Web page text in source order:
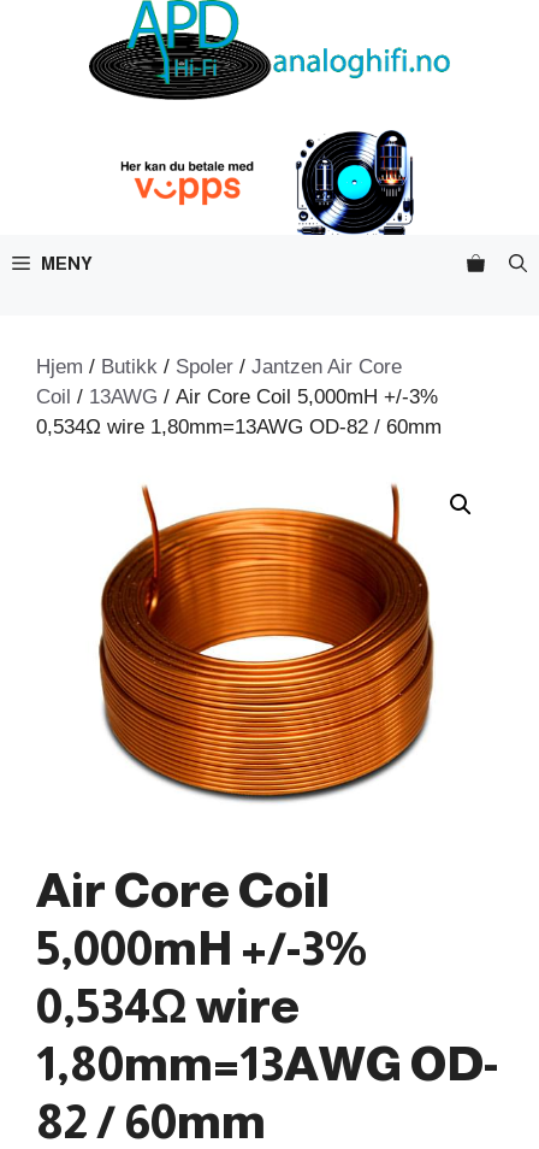
MENY
Hjem / Butikk / Spoler / Jantzen Air Core
Coil / 13AWG / Air Core Coil 5,000mH +/-3%
0,534Ω wire 1,80mm=13AWG OD-82 / 60mm
Air Core Coil
5,000mH +/-3%
0,534Ω wire
1,80mm=13AWG OD-
82 / 60mm